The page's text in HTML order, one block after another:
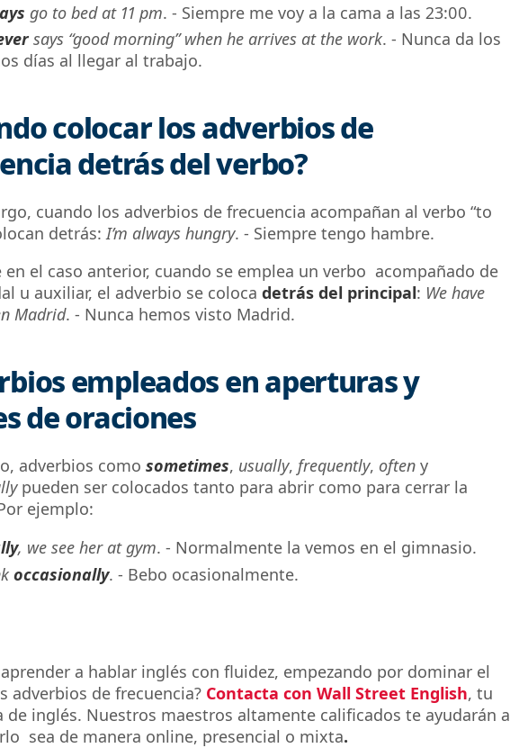
go to bed at 11 pm. - Siempre me voy a la cama a las 23:00.
says “good morning” when he arrives at the work. - Nunca da los
días al llegar al trabajo.
colocar los adverbios de
detrás del verbo?
cuando los adverbios de frecuencia acompañan al verbo “to
detrás:I’m always hungry. - Siempre tengo hambre.
en el caso anterior, cuando se emplea un verbo acompañado de
u auxiliar, el adverbio se coloca detrás del principal: We have
Madrid. - Nunca hemos visto Madrid.
empleados en aperturas y
de oraciones
adverbios como sometimes, usually, frequently, ofteny
pueden ser colocados tanto para abrir como para cerrar la
ejemplo:
, we see her at gym. - Normalmente la vemos en el gimnasio.
occasionally. - Bebo ocasionalmente.
a hablar inglés con fluidez, empezando por dominar el
adverbios de frecuencia? Contacta con Wall Street English, tu
de inglés. Nuestros maestros altamente calificados te ayudarán a
sea de manera online, presencial o mixta.